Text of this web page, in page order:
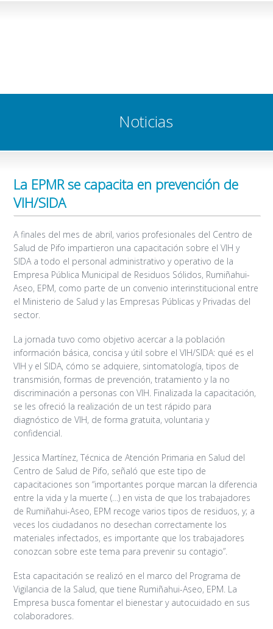
Noticias
La EPMR se capacita en prevención de
VIH/SIDA
A finales del mes de abril, varios profesionales del Centro de
Salud de Pifo impartieron una capacitación sobre el VIH y
SIDA a todo el personal administrativo y operativo de la
Empresa Pública Municipal de Residuos Sólidos, Rumiñahui-
Aseo, EPM, como parte de un convenio interinstitucional entre
el Ministerio de Salud y las Empresas Públicas y Privadas del
sector.
La jornada tuvo como objetivo acercar a la población
información básica, concisa y útil sobre el VIH/SIDA: qué es el
VIH y el SIDA, cómo se adquiere, sintomatología, tipos de
transmisión, formas de prevención, tratamiento y la no
discriminación a personas con VIH. Finalizada la capacitación,
se les ofreció la realización de un test rápido para
diagnóstico de VIH, de forma gratuita, voluntaria y
confidencial.
Jessica Martínez, Técnica de Atención Primaria en Salud del
Centro de Salud de Pifo, señaló que este tipo de
capacitaciones son “importantes porque marcan la diferencia
entre la vida y la muerte (…) en vista de que los trabajadores
de Rumiñahui-Aseo, EPM recoge varios tipos de residuos, y; a
veces los ciudadanos no desechan correctamente los
materiales infectados, es importante que los trabajadores
conozcan sobre este tema para prevenir su contagio”.
Esta capacitación se realizó en el marco del Programa de
Vigilancia de la Salud, que tiene Rumiñahui-Aseo, EPM. La
Empresa busca fomentar el bienestar y autocuidado en sus
colaboradores.